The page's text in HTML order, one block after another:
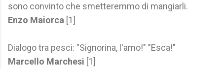
sono convinto che smetteremmo di mangiarli.
Enzo Maiorca [1]
Dialogo tra pesci: "Signorina, l'amo!" "Esca!"
Marcello Marchesi [1]